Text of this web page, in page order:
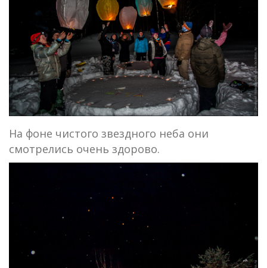
На фоне чистого звездного неба они
смотрелись очень здорово.